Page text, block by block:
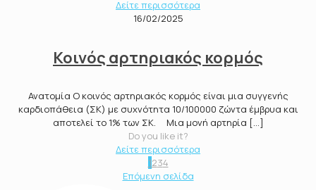
Δείτε περισσότερα
16/02/2025
Κοινός αρτηριακός κορμός
Ανατομία Ο κοινός αρτηριακός κορμός είναι μια συγγενής
καρδιοπάθεια (ΣΚ) με συχνότητα 10/100000 ζώντα έμβρυα και
αποτελεί το 1% των ΣΚ. Μια μονή αρτηρία […]
Do you like it?
Δείτε περισσότερα
1234
Επόμενη σελίδα